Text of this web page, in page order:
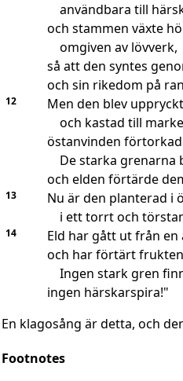
användbara till
och stammen växte
omgiven av lövverk,
så att den syntes
och sin rikedom på
12
Men den blev
och kastad till
östanvinden
De starka grenarna
och elden förtärde
13
Nu är den planterad i
i ett torrt och
14
Eld har gått ut från
och har förtärt
Ingen stark gren
ingen härskarspira!"
En klagosång är detta, och
Footnotes